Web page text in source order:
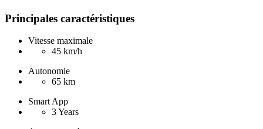
Principales caractéristiques
Vitesse maximale
45 km/h
Autonomie
65 km
Smart App
3 Years